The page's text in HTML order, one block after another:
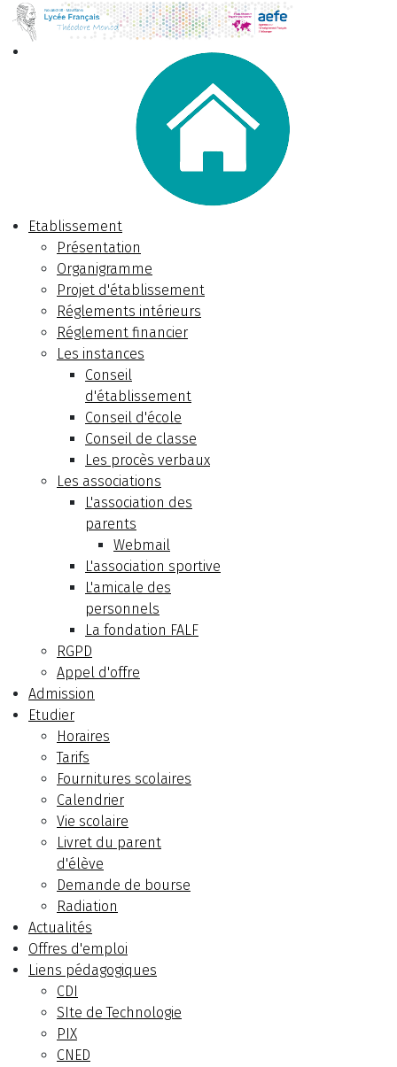
Etablissement
Présentation
Organigramme
Projet d'établissement
Réglements intérieurs
Réglement financier
Les instances
Conseil
d'établissement
Conseil d'école
Conseil de classe
Les procès verbaux
Les associations
L'association des
parents
Webmail
L'association sportive
L'amicale des
personnels
La fondation FALF
RGPD
Appel d'offre
Admission
Etudier
Horaires
Tarifs
Fournitures scolaires
Calendrier
Vie scolaire
Livret du parent
d'élève
Demande de bourse
Radiation
Actualités
Offres d'emploi
Liens pédagogiques
CDI
SIte de Technologie
PIX
CNED